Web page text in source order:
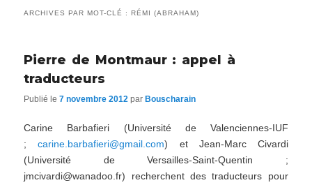
ARCHIVES PAR MOT-CLÉ : RÉMI (ABRAHAM)
Pierre de Montmaur : appel à
traducteurs
Publié le7 novembre 2012 parBouscharain
Carine Barbafieri (Université de Valenciennes-IUF
;carine.barbafieri@gmail.com) et Jean-Marc Civardi
(Université de Versailles-Saint-Quentin ;
jmcivardi@wanadoo.fr) recherchent des traducteurs pour